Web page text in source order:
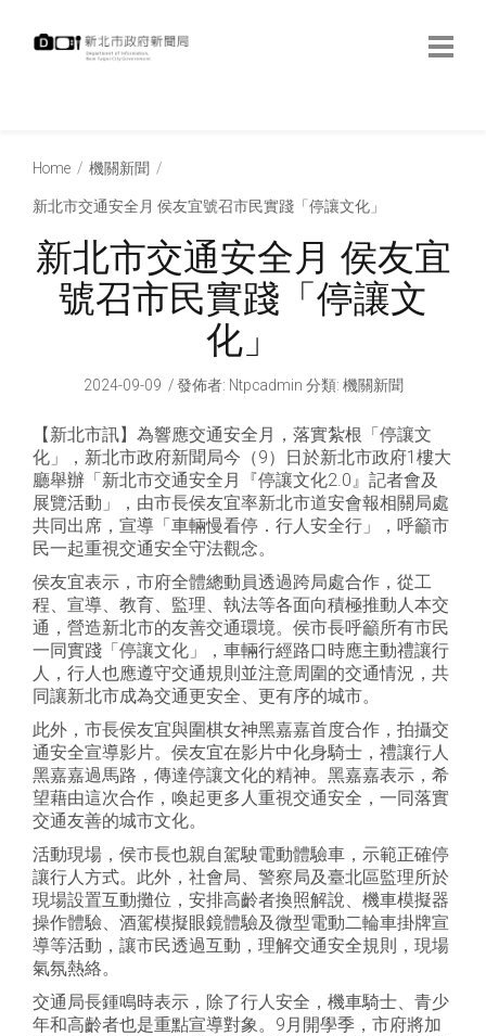
Home 機關新聞
新北市交通安全月 侯友宜號召市民實踐「停讓文化」
新北市交通安全月 侯友宜
號召市民實踐「停讓文
化」
2024-09-09 發佈者: Ntpcadmin 分類: 機關新聞
【新北市訊】為響應交通安全月，落實紮根「停讓文
化」，新北市政府新聞局今（9）日於新北市政府1樓大
廳舉辦「新北市交通安全月『停讓文化2.0』記者會及
展覽活動」，由市長侯友宜率新北市道安會報相關局處
共同出席，宣導「車輛慢看停．行人安全行」，呼籲市
民一起重視交通安全守法觀念。
侯友宜表示，市府全體總動員透過跨局處合作，從工
程、宣導、教育、監理、執法等各面向積極推動人本交
通，營造新北市的友善交通環境。侯市長呼籲所有市民
一同實踐「停讓文化」，車輛行經路口時應主動禮讓行
人，行人也應遵守交通規則並注意周圍的交通情況，共
同讓新北市成為交通更安全、更有序的城市。
此外，市長侯友宜與圍棋女神黑嘉嘉首度合作，拍攝交
通安全宣導影片。侯友宜在影片中化身騎士，禮讓行人
黑嘉嘉過馬路，傳達停讓文化的精神。黑嘉嘉表示，希
望藉由這次合作，喚起更多人重視交通安全，一同落實
交通友善的城市文化。
活動現場，侯市長也親自駕駛電動體驗車，示範正確停
讓行人方式。此外，社會局、警察局及臺北區監理所於
現場設置互動攤位，安排高齡者換照解說、機車模擬器
操作體驗、酒駕模擬眼鏡體驗及微型電動二輪車掛牌宣
導等活動，讓市民透過互動，理解交通安全規則，現場
氣氛熱絡。
交通局長鍾鳴時表示，除了行人安全，機車騎士、青少
年和高齡者也是重點宣導對象。9月開學季，市府將加